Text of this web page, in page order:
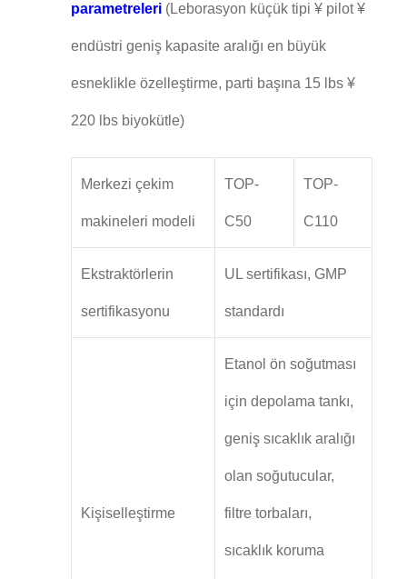
parametreleri (Leborasyon küçük tipi ¥ pilot ¥
endüstri geniş kapasite aralığı en büyük
esneklikle özelleştirme, parti başına 15 lbs ¥
220 lbs biyokütle)
Merkezi çekim
makineleri modeli
TOP-
C50
TOP-
C110
Ekstraktörlerin
sertifikasyonu
UL sertifikası, GMP
standardı
Kişiselleştirme
Etanol ön soğutması
için depolama tankı,
geniş sıcaklık aralığı
olan soğutucular,
filtre torbaları,
sıcaklık koruma